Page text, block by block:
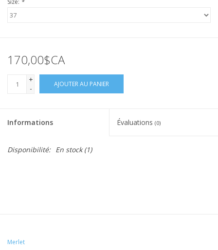
170,00$CA
+
-
AJOUTER AU PANIER
Informations Évaluations (0)
Disponibilité: En stock(1)
Merlet